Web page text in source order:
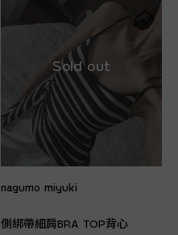
nagumo miyuki
側綁帶細肩BRA TOP背心